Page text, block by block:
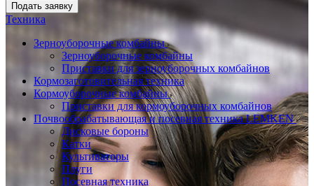
Подать заявку
Техника
Зерноуборочные комбайны
Зерноуборочные комбайны
Приставки для зерноуборочных комбайнов
Кормозаготовительная техника
Кормоуборочные комбайны
Приставки для кормоуборочных комбайнов
Почвообрабатывающая и посевная техника LEMKEN
Дисковые бороны
Катки
Культиваторы
Плуги
Посевная техника